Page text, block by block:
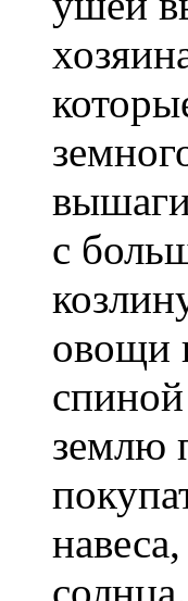
с
овощи
землю